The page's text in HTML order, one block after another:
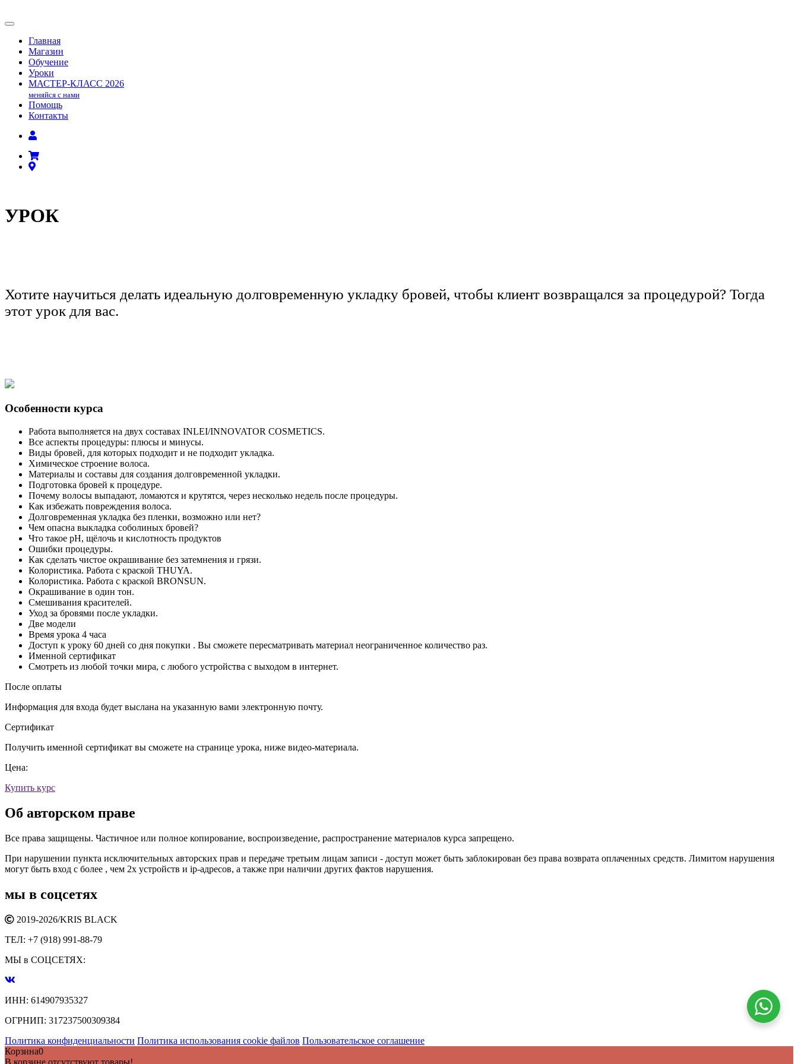
Главная
Магазин
Обучение
Уроки
МАСТЕР-КЛАСС 2026
меняйся с нами
Помощь
Контакты
УРОК
Хотите научиться делать идеальную долговременную укладку бровей, чтобы клиент возвращался за процедурой? Тогда
этот урок для вас.
Особенности курса
Работа выполняется на двух составах INLEI/INNOVATOR COSMETICS.
Все аспекты процедуры: плюсы и минусы.
Виды бровей, для которых подходит и не подходит укладка.
Химическое строение волоса.
Материалы и составы для создания долговременной укладки.
Подготовка бровей к процедуре.
Почему волосы выпадают, ломаются и крутятся, через несколько недель после процедуры.
Как избежать повреждения волоса.
Долговременная укладка без пленки, возможно или нет?
Чем опасна выкладка соболиных бровей?
Что такое pH, щёлочь и кислотность продуктов
Ошибки процедуры.
Как сделать чистое окрашивание без затемнения и грязи.
Колористика. Работа с краской THUYA.
Колористика. Работа с краской BRONSUN.
Окрашивание в один тон.
Смешивания красителей.
Уход за бровями после укладки.
Две модели
Время урока 4 часа
Доступ к уроку 60 дней со дня покупки . Вы сможете пересматривать материал неограниченное количество раз.
Именной сертификат
Смотреть из любой точки мира, с любого устройства с выходом в интернет.
После оплаты
Информация для входа будет выслана на указанную вами электронную почту.
Сертификат
Получить именной сертификат вы сможете на странице урока, ниже видео-материала.
Цена:
Купить курс
Об авторском праве
Все права защищены. Частичное или полное копирование, воспроизведение, распространение материалов курса запрещено.
При нарушении пункта исключительных авторских прав и передаче третьим лицам записи - доступ может быть заблокирован без права возврата оплаченных средств. Лимитом нарушения
могут быть вход с более , чем 2х устройств и ip-адресов, а также при наличии других фактов нарушения.
мы в соцсетях
2019-2026/KRIS BLACK
ТЕЛ: +7 (918) 991-88-79
МЫ в СОЦСЕТЯХ:
ИНН: 614907935327
ОГРНИП: 317237500309384
Политика конфиденциальности Политика использования cookie файлов Пользовательское соглашение
Корзина0
В корзине отсутствуют товары!